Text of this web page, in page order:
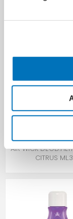
AIR WICK DEOD
AIR WICK
CITRUS